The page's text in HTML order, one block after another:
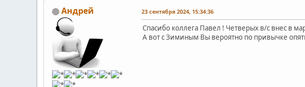
Андрей 23 сентября 2024, 15:34:36
Спасибо коллега Павел ! Четверых в/с внес в
А вот с Зиминым Вы вероятно по привычке